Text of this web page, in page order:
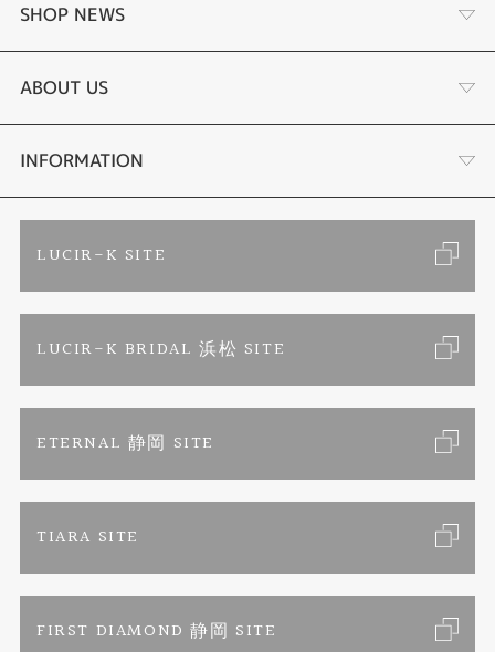
商品一覧
婚約指輪
結婚指輪
ブランドリスト
オーダーメイド専用サイト
SORA
エタニティリング
婚約ネックレス
真珠ネックレス
SHOP NEWS
リフォーム
金・プラチナ買取り
金属アレルギーお悩み相談
プロポーズ相談室
ABOUT US
会社概要
お客様の声
INFORMATION
プライバシーポリシー
LUCIR-K SITE
LUCIR-K BRIDAL 浜松 SITE
ETERNAL 静岡 SITE
TIARA SITE
FIRST DIAMOND 静岡 SITE